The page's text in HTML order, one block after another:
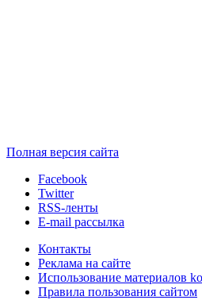
Полная версия сайта
Facebook
Twitter
RSS-ленты
E-mail рассылка
Контакты
Реклама на сайте
Использование материалов
Правила пользования сайтом